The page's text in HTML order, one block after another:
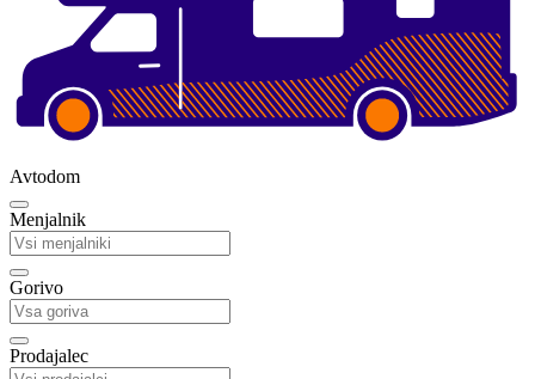
Avtodom
Menjalnik
Gorivo
Prodajalec